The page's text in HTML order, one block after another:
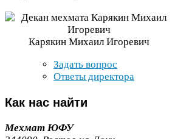
Карякин Михаил Игоревич
Задать вопрос
Ответы директора
Как нас найти
Мехмат ЮФУ